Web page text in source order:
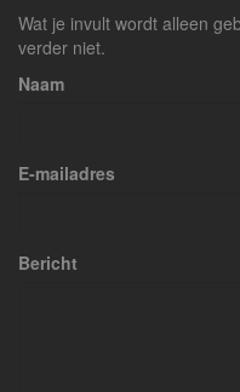
Wat je invult wordt alleen
verder niet.
Naam
E-mailadres
Bericht